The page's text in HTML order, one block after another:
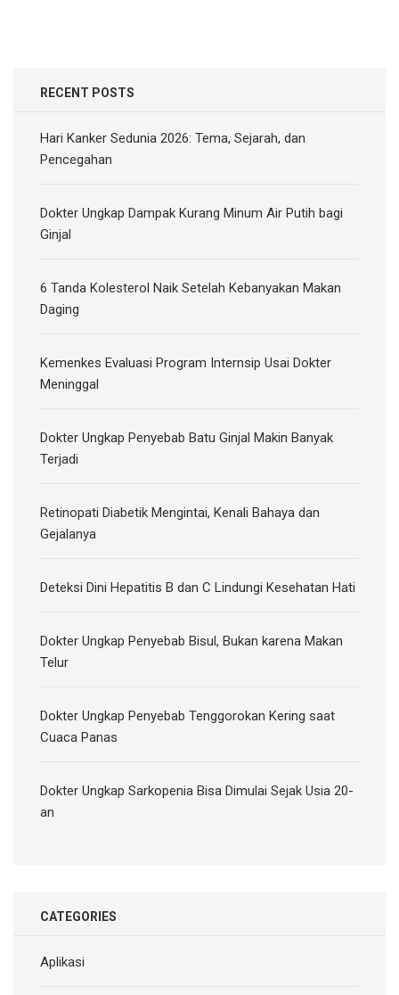
RECENT POSTS
Hari Kanker Sedunia 2026: Tema, Sejarah, dan
Pencegahan
Dokter Ungkap Dampak Kurang Minum Air Putih bagi
Ginjal
6 Tanda Kolesterol Naik Setelah Kebanyakan Makan
Daging
Kemenkes Evaluasi Program Internsip Usai Dokter
Meninggal
Dokter Ungkap Penyebab Batu Ginjal Makin Banyak
Terjadi
Retinopati Diabetik Mengintai, Kenali Bahaya dan
Gejalanya
Deteksi Dini Hepatitis B dan C Lindungi Kesehatan Hati
Dokter Ungkap Penyebab Bisul, Bukan karena Makan
Telur
Dokter Ungkap Penyebab Tenggorokan Kering saat
Cuaca Panas
Dokter Ungkap Sarkopenia Bisa Dimulai Sejak Usia 20-
an
CATEGORIES
Aplikasi